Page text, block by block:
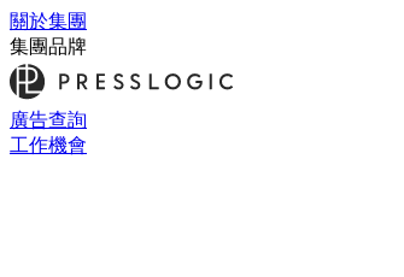
關於集團
集團品牌
廣告查詢
工作機會